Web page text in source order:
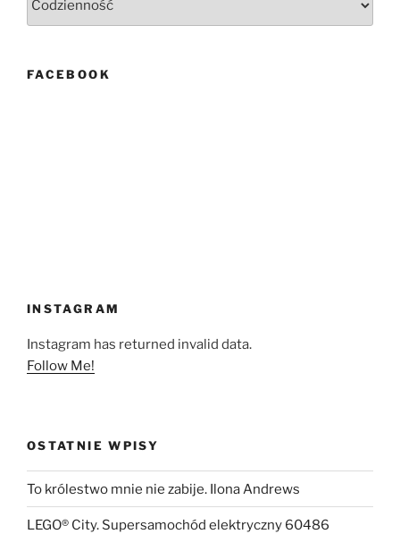
FACEBOOK
INSTAGRAM
Instagram has returned invalid data.
Follow Me!
OSTATNIE WPISY
To królestwo mnie nie zabije. Ilona Andrews
LEGO® City. Supersamochód elektryczny 60486